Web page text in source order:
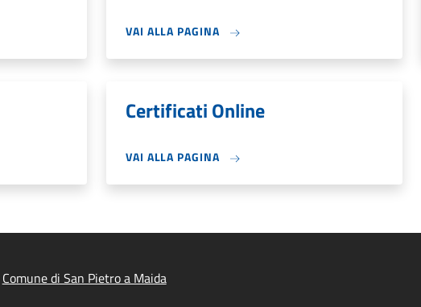
VAI ALLA PAGINA
Certificati Online
VAI ALLA PAGINA
Comune di San Pietro a Maida